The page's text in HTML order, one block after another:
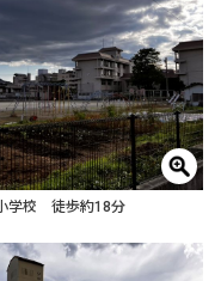
学校 徒歩約18分